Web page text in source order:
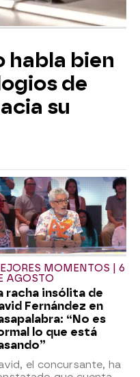
habla bien
de
su
MOMENTOS | 6
AGOSTO
racha insólita de
Fernández en
“No es
lo que está
el concursante, ha